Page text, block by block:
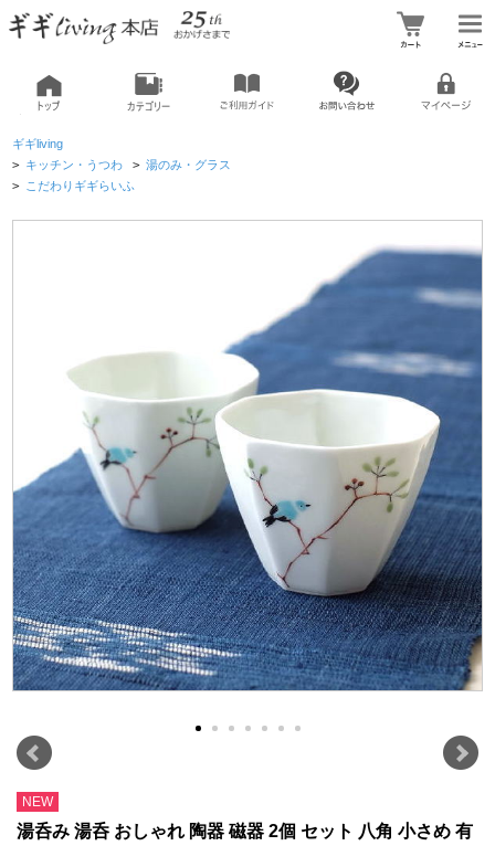
ギギliving
> キッチン・うつわ > 湯のみ・グラス
> こだわりギギらいふ
NEW
湯呑み 湯呑 おしゃれ 陶器 磁器 2個 セット 八角 小さめ 有